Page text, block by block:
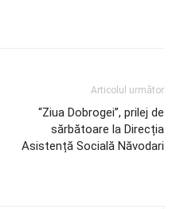
Articolul următor
“Ziua Dobrogei”, prilej de
sărbătoare la Direcția
Asistență Socială Năvodari